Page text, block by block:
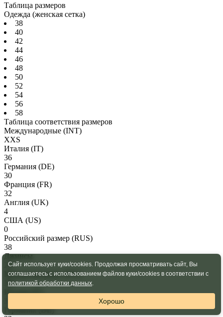
Таблица размеров
Одежда (женская сетка)
38
40
42
44
46
48
50
52
54
56
58
Таблица соответствия размеров
Международные (INT)
XXS
Италия (IT)
36
Германия (DE)
30
Франция (FR)
32
Англия (UK)
4
США (US)
0
Российский размер (RUS)
38
Джинсы
24
Международные(INT)
XS
Италия(IT)
Германия(DE)
Сайт использует куки/cookies. Продолжая просматривать сайт, Вы
соглашаетесь с использованием файлов куки/cookies в соответствии с
политикой обработки данных.
Хорошо